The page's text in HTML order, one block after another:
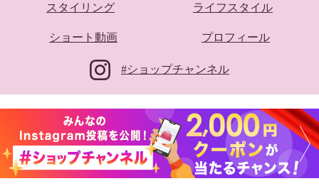
スタイリング ライフスタイル
ショート動画 プロフィール
#ショップチャンネル